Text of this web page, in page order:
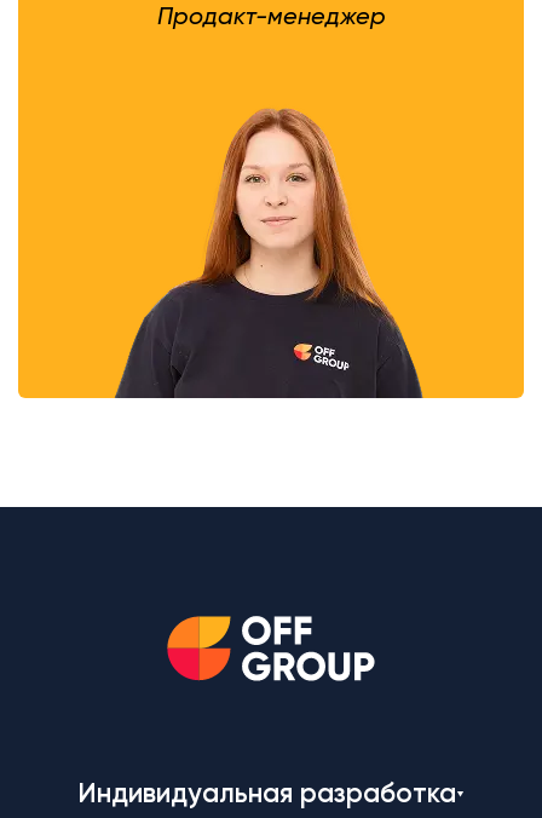
Продакт-менеджер
Индивидуальная разработка